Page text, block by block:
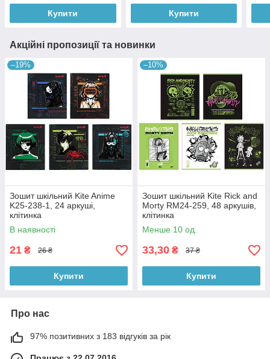
Купити Купити
Акційні пропозиції та новинки
–19%
Зошит шкільний Kite Anime
K25-238-1, 24 аркуші,
клітинка
В наявності
21 ₴ 26 ₴
Купити
–10%
Зошит шкільний Kite Rick and
Morty RM24-259, 48 аркушів,
клітинка
Менше 10 од.
33,30 ₴ 37 ₴
Купити
Про нас
97% позитивних з 183 відгуків за рік